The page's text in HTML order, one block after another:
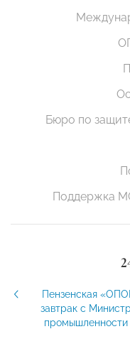
Бюро по
Поддержка
Пензенская
завтрак с
промышленности